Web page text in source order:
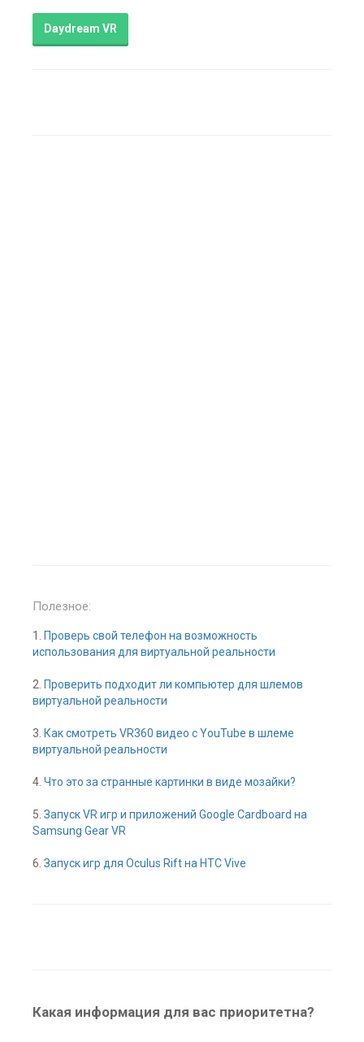
Daydream VR
Полезное:
1.
Проверь свой телефон на возможность
использования для виртуальной реальности
2. Проверить подходит ли компьютер для шлемов
виртуальной реальности
3. Как смотреть VR360 видео с YouTube в шлеме
виртуальной реальности
4. Что это за странные картинки в виде мозайки?
5. Запуск VR игр и приложений Google Cardboard на
Samsung Gear VR
6. Запуск игр для Oculus Rift на HTC Vive
Какая информация для вас приоритетна?